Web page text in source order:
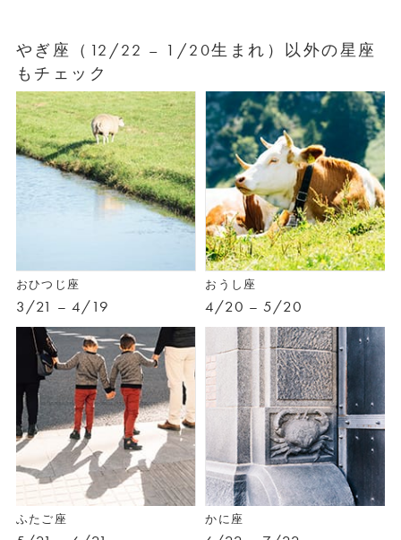
やぎ座（12/22 – 1/20生まれ）以外の星座
もチェック
おひつじ座
3/21 – 4/19
おうし座
4/20 – 5/20
ふたご座 かに座